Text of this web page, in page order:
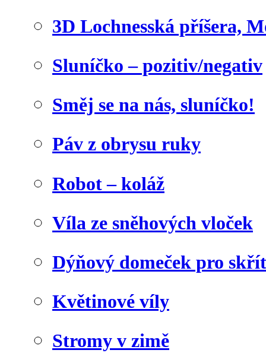
3D Lochnesská příšera,
Sluníčko – pozitiv/negativ
Směj se na nás, sluníčko!
Páv z obrysu ruky
Robot – koláž
Víla ze sněhových vloček
Dýňový domeček pro
Květinové víly
Stromy v zimě